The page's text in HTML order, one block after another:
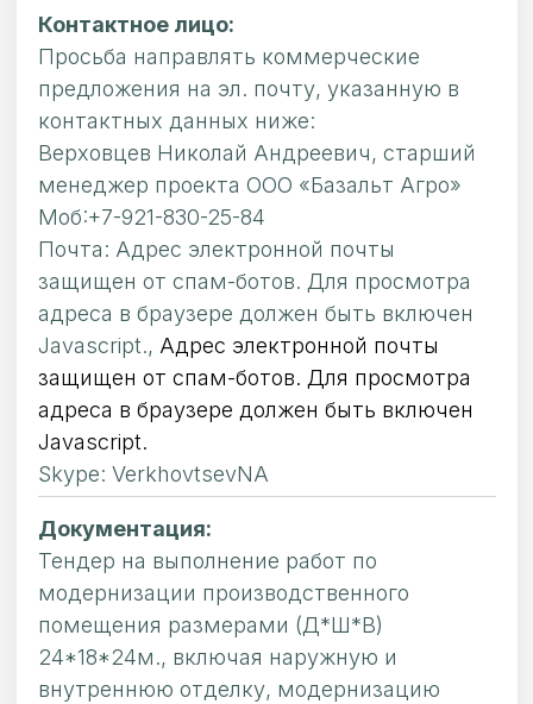
Контактное лицо:
Просьба направлять коммерческие
предложения на эл. почту, указанную в
контактных данных ниже:
Верховцев Николай Андреевич, старший
менеджер проекта ООО «Базальт Агро»
Моб:+7-921-830-25-84
Почта: Адрес электронной почты
защищен от спам-ботов. Для просмотра
адреса в браузере должен быть включен
Javascript., Адрес электронной почты
защищен от спам-ботов. Для просмотра
адреса в браузере должен быть включен
Javascript.
Skype: VerkhovtsevNA
Документация:
Тендер на выполнение работ по
модернизации производственного
помещения размерами (Д*Ш*В)
24*18*24м., включая наружную и
внутреннюю отделку, модернизацию